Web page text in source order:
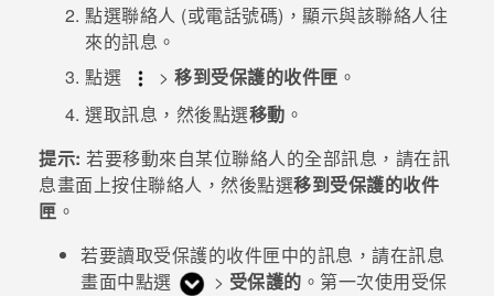
點選聯絡人 (或電話號碼)，顯示與該聯絡人往
來的訊息。
點選
> 移到受保護的收件匣 。
選取訊息，然後點選移動 。
提示: 若要移動來自某位聯絡人的全部訊息，請在訊
息畫面上按住聯絡人，然後點選移到受保護的收件
匣 。
若要讀取受保護的收件匣中的訊息，請在訊息
畫面中點選
> 受保護的 。第一次使用受保